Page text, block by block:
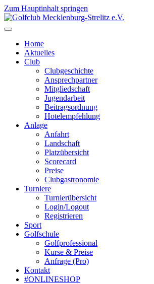
Zum Hauptinhalt springen
Home
Aktuelles
Club
Clubgeschichte
Ansprechpartner
Mitgliedschaft
Jugendarbeit
Beitragsordnung
Hotelempfehlung
Anlage
Anfahrt
Landschaft
Platzübersicht
Scorecard
Preise
Clubgastronomie
Turniere
Turnierübersicht
Login/Logout
Registrieren
Sport
Golfschule
Golfprofessional
Kurse & Preise
Anfrage (Pro)
Kontakt
#ONLINESHOP